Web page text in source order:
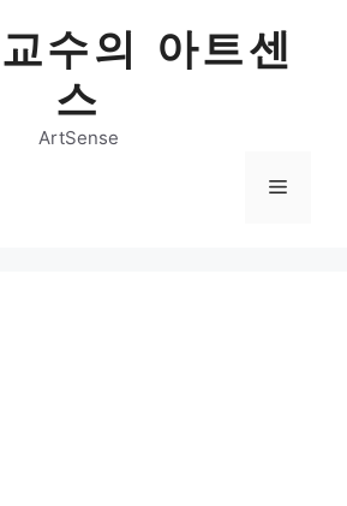
수의 아트센
스
ArtSense
Menu